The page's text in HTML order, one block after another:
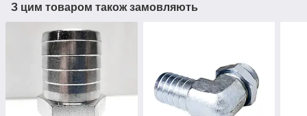
З цим товаром також замовляють